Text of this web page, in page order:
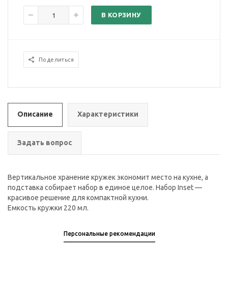
В КОРЗИНУ
Поделиться
Описание Характеристики
Задать вопрос
Вертикальное хранение кружек экономит место на кухне, а
подставка собирает набор в единое целое. Набор Inset —
красивое решение для компактной кухни.
Емкость кружки 220 мл.
Персональные рекомендации